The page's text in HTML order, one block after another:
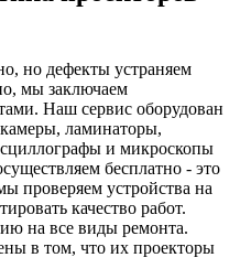
но дефекты устраняем
мы заключаем
Наш сервис оборудован
ламинаторы,
и микроскопы
бесплатно - это
проверяем устройства на
качество работ.
на все виды ремонта.
в том, что их проекторы